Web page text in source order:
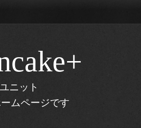
ニット
ムページです